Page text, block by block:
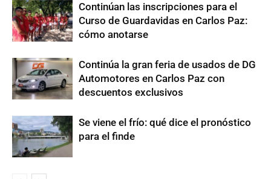
Continúan las inscripciones para el
Curso de Guardavidas en Carlos Paz:
cómo anotarse
Continúa la gran feria de usados de DG
Automotores en Carlos Paz con
descuentos exclusivos
Se viene el frío: qué dice el pronóstico
para el finde